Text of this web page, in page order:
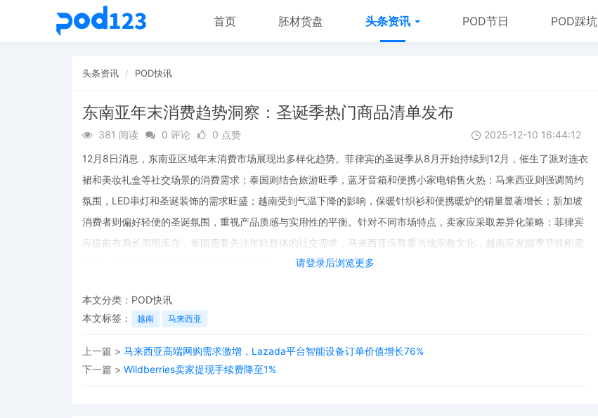
首页 胚材货盘 头条资讯 POD节日 POD踩坑
头条资讯 POD快讯
东南亚年末消费趋势洞察：圣诞季热门商品清单发布
381 阅读 0 评论 0 点赞 2025-12-10 16:44:12
请登录后浏览更多
12月8日消息，东南亚区域年末消费市场展现出多样化趋势。菲律宾的圣诞季从8月开始持续到12月，催生了派对连衣
裙和美妆礼盒等社交场景的消费需求；泰国则结合旅游旺季，蓝牙音箱和便携小家电销售火热；马来西亚则强调简约
氛围，LED串灯和圣诞装饰的需求旺盛；越南受到气温下降的影响，保暖针织衫和便携暖炉的销量显著增长；新加坡
消费者则偏好轻便的圣诞氛围，重视产品质感与实用性的平衡。针对不同市场特点，卖家应采取差异化策略：菲律宾
应提前布局长周期库存，泰国需要关注年轻群体的社交需求，马来西亚应尊重当地宗教文化，越南应发掘季节性刚需
本文分类： POD快讯
本文标签：
越南 马来西亚
上一篇 > 马来西亚高端网购需求激增，Lazada平台智能设备订单价值增长76%
下一篇 > Wildberries卖家提现手续费降至1%